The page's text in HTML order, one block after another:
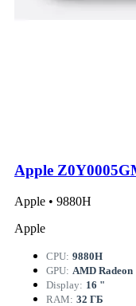
Apple
Apple • 9880H
Apple
CPU: 9880H
GPU: AMD Radeon
Display: 16 "
RAM: 32 ГБ